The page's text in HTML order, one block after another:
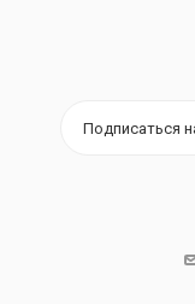
Подписаться